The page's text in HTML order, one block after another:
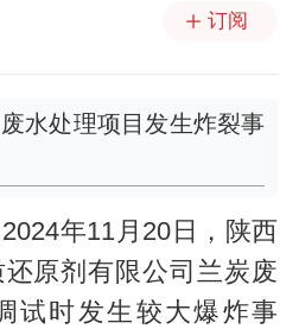
订阅
水处理项目发生炸裂事
年11月20日，陕西
原剂有限公司兰炭废
试时发生较大爆炸事